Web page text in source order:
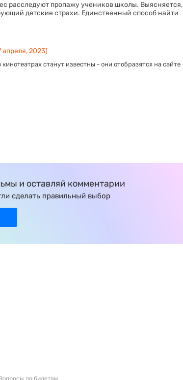
расследуют пропажу учеников школы. Выясняется,
детские страхи. Единственный способ найти
2023)
станут известны - они отобразятся на сайте
и оставляй комментарии
сделать правильный выбор
по билетам